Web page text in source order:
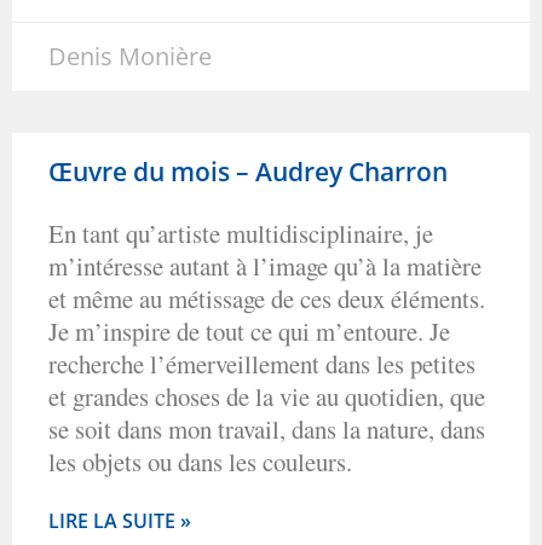
Denis Monière
Œuvre du mois – Audrey Charron
En tant qu’artiste multidisciplinaire, je
m’intéresse autant à l’image qu’à la matière
et même au métissage de ces deux éléments.
Je m’inspire de tout ce qui m’entoure. Je
recherche l’émerveillement dans les petites
et grandes choses de la vie au quotidien, que
se soit dans mon travail, dans la nature, dans
les objets ou dans les couleurs.
LIRE LA SUITE »